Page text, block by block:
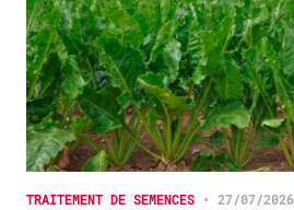
TRAITEMENT DE SEMENCES • 27/07/2026